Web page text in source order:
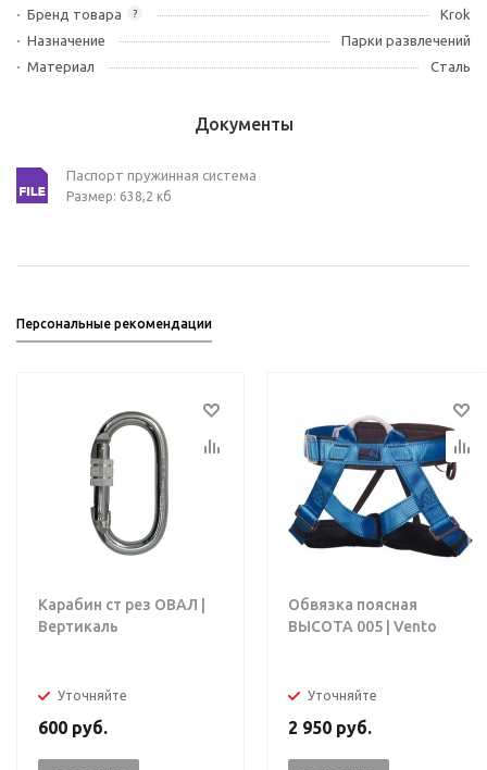
?
Бренд товара
Krok
Назначение
Парки развлечений
Материал
Сталь
Документы
Паспорт пружинная система
Размер: 638,2 кб
Персональные рекомендации
Карабин ст рез ОВАЛ |
Вертикаль
Уточняйте
600 руб.
Обвязка поясная
ВЫСОТА 005 | Vento
Уточняйте
2 950 руб.